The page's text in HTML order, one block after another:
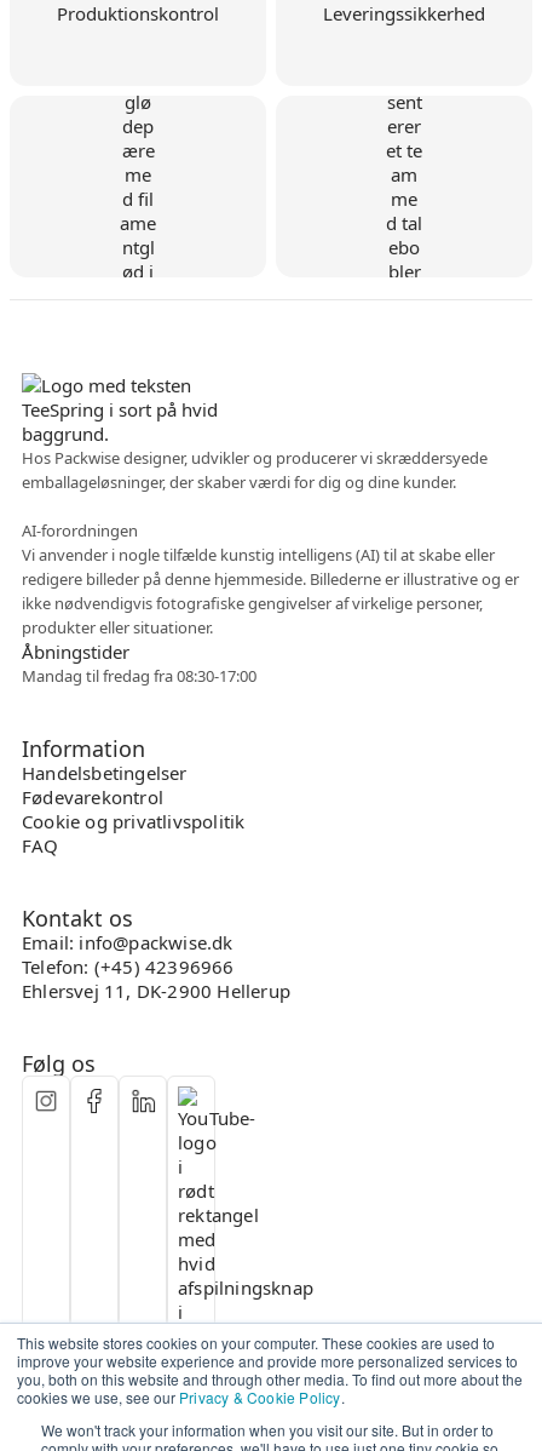
This website stores cookies on your computer. These cookies are used to
improve your website experience and provide more personalized services to
you, both on this website and through other media. To find out more about the
cookies we use, see our Privacy & Cookie Policy.
We won't track your information when you visit our site. But in order to
Produktionskontrol Leveringssikkerhed
Hos Packwise designer, udvikler og producerer vi skræddersyede
emballageløsninger, der skaber værdi for dig og dine kunder.
AI-forordningen
Vi anvender i nogle tilfælde kunstig intelligens (AI) til at skabe eller
redigere billeder på denne hjemmeside. Billederne er illustrative og er
ikke nødvendigvis fotografiske gengivelser af virkelige personer,
produkter eller situationer.
Åbningstider
Mandag til fredag fra 08:30-17:00
Information
Handelsbetingelser
Fødevarekontrol
Cookie og privatlivspolitik
FAQ
Kontakt os
Email: info@packwise.dk
Telefon: (+45) 42396966
Ehlersvej 11, DK-2900 Hellerup
Følg os